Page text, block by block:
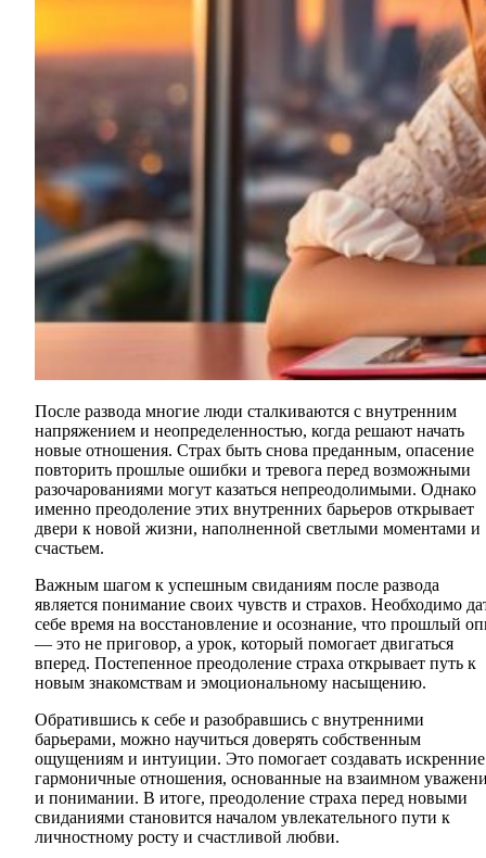
После развода многие люди сталкиваются с внутренним
напряжением и неопределенностью, когда решают начать
новые отношения. Страх быть снова преданным, опасение
повторить прошлые ошибки и тревога перед возможными
разочарованиями могут казаться непреодолимыми. Однако
именно преодоление этих внутренних барьеров открывает
двери к новой жизни, наполненной светлыми моментами и
счастьем.
Важным шагом к успешным свиданиям после развода
является понимание своих чувств и страхов. Необходимо
себе время на восстановление и осознание, что прошлый
— это не приговор, а урок, который помогает двигаться
вперед. Постепенное преодоление страха открывает путь к
новым знакомствам и эмоциональному насыщению.
Обратившись к себе и разобравшись с внутренними
барьерами, можно научиться доверять собственным
ощущениям и интуиции. Это помогает создавать
гармоничные отношения, основанные на взаимном
и понимании. В итоге, преодоление страха перед новыми
свиданиями становится началом увлекательного пути к
личностному росту и счастливой любви.